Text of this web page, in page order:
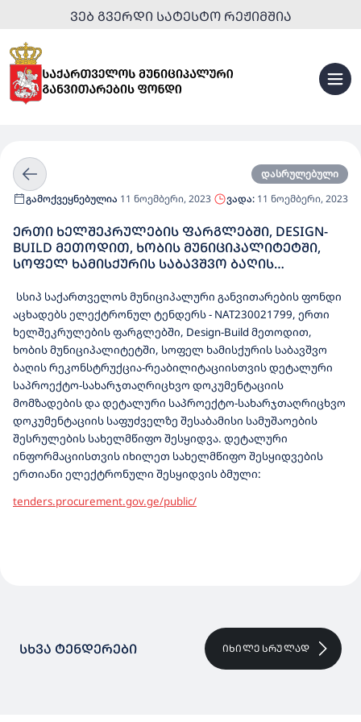
ᲕᲔᲑ ᲒᲕᲔᲠᲓᲘ ᲡᲐᲢᲔᲡᲢᲝ ᲠᲔᲟᲘᲛᲨᲘᲐ
დასრულებული
გამოქვეყნებულია 11 ნოემბერი, 2023 ვადა: 11 ნოემბერი, 2023
ᲔᲠᲗᲘ ᲮᲔᲚᲨᲔᲙᲠᲣᲚᲔᲑᲘᲡ ᲤᲐᲠᲒᲚᲔᲑᲨᲘ, DESIGN-
BUILD ᲛᲔᲗᲝᲓᲘᲗ, ᲮᲝᲑᲘᲡ ᲛᲣᲜᲘᲪᲘᲞᲐᲚᲘᲢᲔᲢᲨᲘ,
ᲡᲝᲤᲔᲚ ᲮᲐᲛᲘᲡᲥᲣᲠᲘᲡ ᲡᲐᲑᲐᲕᲨᲕᲝ ᲑᲐᲦᲘᲡ
ᲓᲔᲢᲐᲚᲣᲠᲘ ᲡᲐᲞᲠᲝᲔᲥᲢᲝ-ᲡᲐᲮᲐᲠᲯᲗᲐᲦᲠᲘᲪᲮᲕᲝ
ᲓᲝᲙᲣᲛᲔᲜᲢᲐᲪᲘᲘᲡ ᲛᲝᲛᲖᲐᲓᲔᲑᲘᲡ ᲓᲐ ᲓᲔᲢᲐᲚᲣᲠᲘ
ᲡᲐᲞᲠᲝᲔᲥᲢᲝ-ᲡᲐᲮᲐᲠᲯᲗᲐᲦᲠᲘᲪᲮᲕᲝ
ᲓᲝᲙᲣᲛᲔᲜᲢᲐᲪᲘᲘᲡ ᲡᲐᲤᲣᲫᲕᲔᲚᲖᲔ ᲨᲔᲡᲐᲑᲐᲛᲘᲡᲘ
ᲡᲐᲛᲣᲨᲐᲝᲔᲑᲘᲡ ᲨᲔᲡᲠᲣᲚᲔᲑᲘᲡ ᲡᲐᲮᲔᲚᲛᲬᲘᲤᲝ
ᲨᲔᲡᲧᲘᲓᲕᲐ
სსიპ საქართველოს მუნიციპალური განვითარების ფონდი
აცხადებს ელექტრონულ ტენდერს - NAT230021799, ერთი
ხელშეკრულების ფარგლებში, Design-Build მეთოდით,
ხობის მუნიციპალიტეტში, სოფელ ხამისქურის საბავშვო
ბაღის რეკონსტრუქცია-რეაბილიტაციისთვის დეტალური
საპროექტო-სახარჯთაღრიცხვო დოკუმენტაციის
მომზადების და დეტალური საპროექტო-სახარჯთაღრიცხვო
დოკუმენტაციის საფუძველზე შესაბამისი სამუშაოების
შესრულების სახელმწიფო შესყიდვა. დეტალური
ინფორმაციისთვის იხილეთ სახელმწიფო შესყიდვების
ერთიანი ელექტრონული შესყიდვის ბმული:
tenders.procurement.gov.ge/public/
ᲡᲮᲕᲐ ᲢᲔᲜᲓᲔᲠᲔᲑᲘ ᲘᲮᲘᲚᲔ ᲡᲠᲣᲚᲐᲓ